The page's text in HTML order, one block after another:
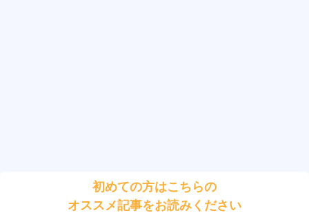
初めての方はこちらの
オススメ記事をお読みください